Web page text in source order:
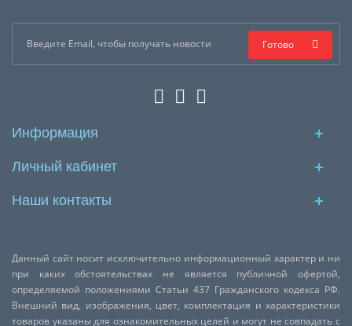
Готово
Информация
Личный кабинет
Наши контакты
Данный сайт носит исключительно информационный характер и ни
при каких обстоятельствах не является публичной офертой,
определяемой положениями Статьи 437 Гражданского кодекса РФ.
Внешний вид, изображения, цвет, комплектация и характеристики
товаров указаны для ознакомительных целей и могут не совпадать с